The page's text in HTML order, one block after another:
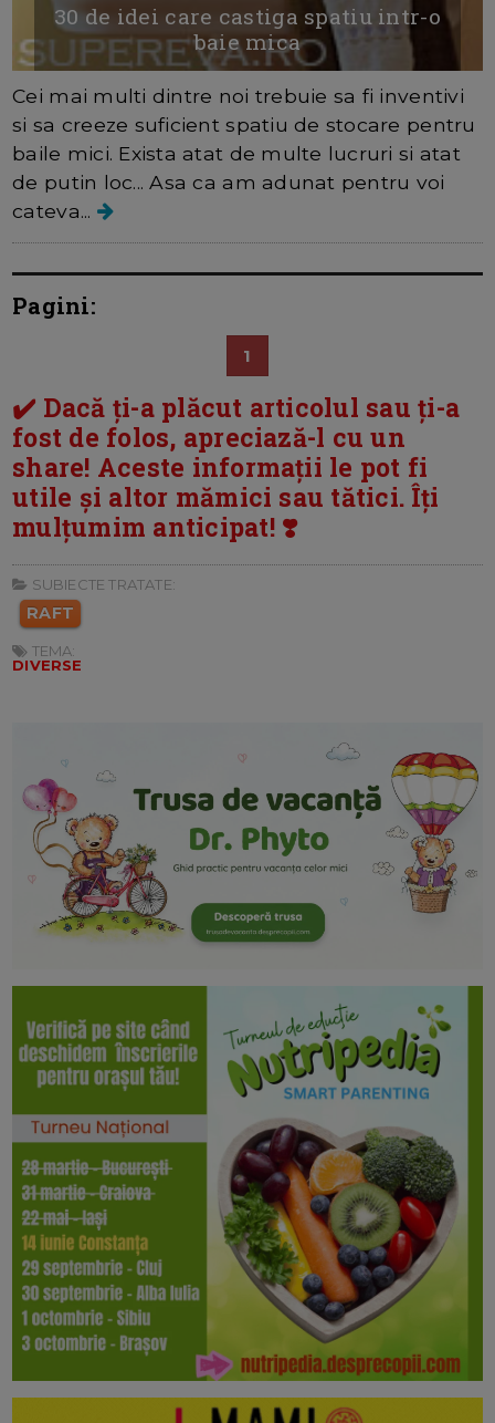
30 de idei care castiga spatiu intr-o
baie mica
Cei mai multi dintre noi trebuie sa fi inventivi
si sa creeze suficient spatiu de stocare pentru
baile mici. Exista atat de multe lucruri si atat
de putin loc... Asa ca am adunat pentru voi
cateva...
Pagini:
1
✔️ Dacă ți-a plăcut articolul sau ți-a
fost de folos, apreciază-l cu un
share! Aceste informații le pot fi
utile și altor mămici sau tătici. Îți
mulțumim anticipat! ❣️
SUBIECTE TRATATE:
RAFT
TEMA:
DIVERSE